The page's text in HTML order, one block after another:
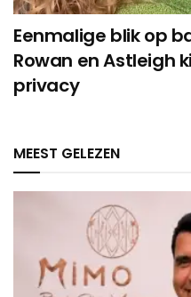
Eenmalige blik op
Rowan en Astleigh
privacy
MEEST GELEZEN